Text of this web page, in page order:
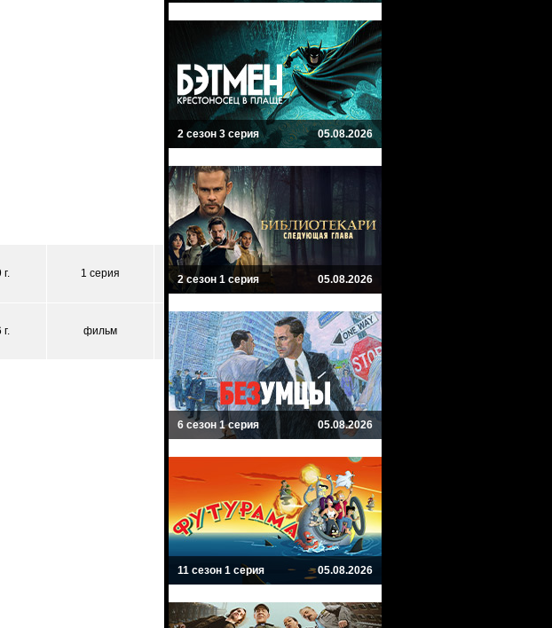
1 серия
фильм
2 сезон 3 серия 05.08.2026
2 сезон 1 серия 05.08.2026
6 сезон 1 серия 05.08.2026
11 сезон 1 серия 05.08.2026